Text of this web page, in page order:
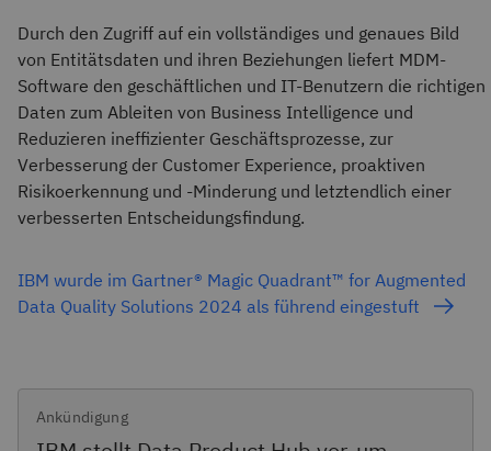
Durch den Zugriff auf ein vollständiges und genaues Bild
von Entitätsdaten und ihren Beziehungen liefert MDM-
Software den geschäftlichen und IT-Benutzern die richtigen
Daten zum Ableiten von Business Intelligence und
Reduzieren ineffizienter Geschäftsprozesse, zur
Verbesserung der Customer Experience, proaktiven
Risikoerkennung und -Minderung und letztendlich einer
verbesserten Entscheidungsfindung.
Ankündigung
IBM wurde im Gartner® Magic Quadrant™ for Augmented
Data Quality Solutions 2024 als führend eingestuft